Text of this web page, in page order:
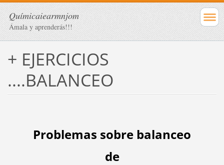
Químicaiearmnjom
Ámala y aprenderás!!!
+ EJERCICIOS
....BALANCEO
Problemas sobre balanceo
de